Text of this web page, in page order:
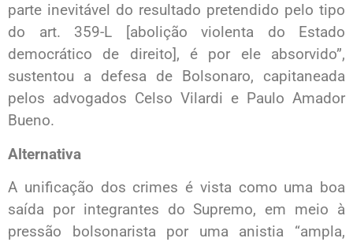
parte inevitável do resultado pretendido pelo tipo
do art. 359-L [abolição violenta do Estado
democrático de direito], é por ele absorvido”,
sustentou a defesa de Bolsonaro, capitaneada
pelos advogados Celso Vilardi e Paulo Amador
Bueno.
Alternativa
A unificação dos crimes é vista como uma boa
saída por integrantes do Supremo, em meio à
pressão bolsonarista por uma anistia “ampla,